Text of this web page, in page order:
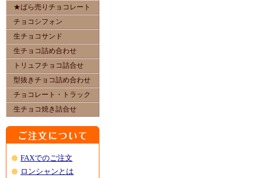
★ばら売りチョコレート
チョコシフォン
生チョコサンド
生チョコ詰め合わせ
トリュフチョコ詰合せ
型抜きチョコ詰め合わせ
チョコレート・トラック
生チョコ焼き詰合せ
FAXでのご注文
ロンシャンとは